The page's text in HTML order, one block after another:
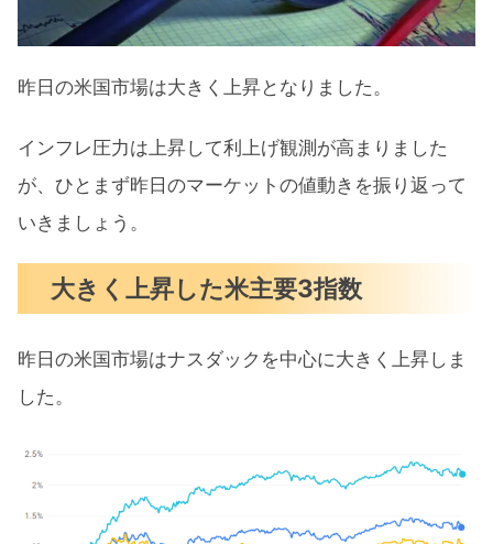
期待インフレが低下したミシガン大
悔いなし
5月の注目イベントについて
まとめ
昨日の米国市場は大きく上昇となりました。
インフレ圧力は上昇して利上げ観測が高まりました
が、ひとまず昨日のマーケットの値動きを振り返って
いきましょう。
大きく上昇した米主要3指数
昨日の米国市場はナスダックを中心に大きく上昇しま
した。